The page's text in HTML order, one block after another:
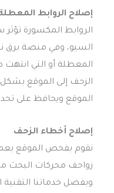
إصلاح الروابط
الروابط المكسورة
السيو، وفي منصة برق
المعطلة أو التي
الزحف إلى الموقع
الموقع ويحافظ على
إصلاح أخطاء الزحف
نقوم بفحص الموقع
زواحف محركات البحث
وبفضل خدماتنا